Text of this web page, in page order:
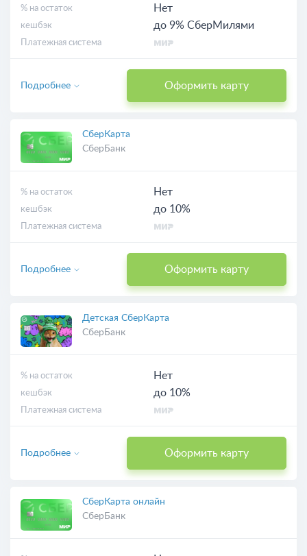
% на остаток Нет
кешбэк до 9% СберМилями
Платежная система
Оформить карту
Подробнее
СберКарта
СберБанк
% на остаток Нет
кешбэк до 10%
Платежная система
Оформить карту
Подробнее
Детская СберКарта
СберБанк
% на остаток Нет
кешбэк до 10%
Платежная система
Оформить карту
Подробнее
СберКарта онлайн
СберБанк